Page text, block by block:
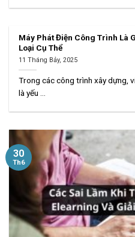
Máy Phát Điện Công Trình Là
Loại Cụ Thể
11 Tháng Bảy, 2025
Trong các công trình xây dựng,
là yếu ...
30
Th6